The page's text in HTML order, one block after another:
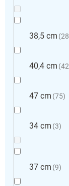
38,5 cm 28
40,4 cm 42
47 cm 75
34 cm 3
37 cm 9